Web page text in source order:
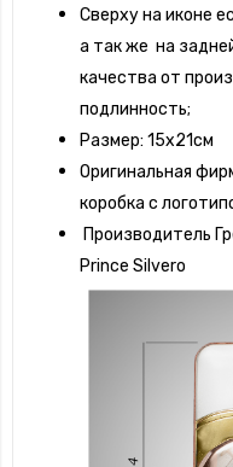
Сверху на иконе
а так же на
качества от
подлинность;
Размер: 15х21см
Оригинальная
коробка с
Производитель
Prince Silvero